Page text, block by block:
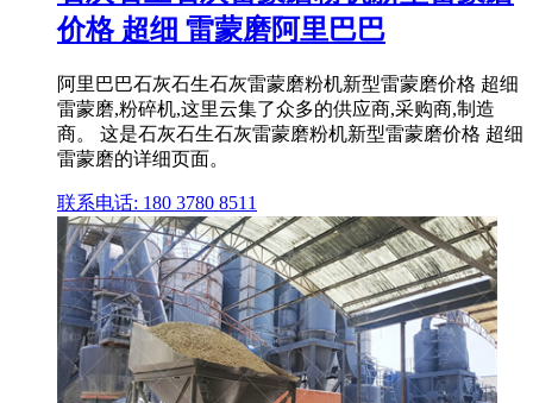
价格 超细 雷蒙磨阿里巴巴
阿里巴巴石灰石生石灰雷蒙磨粉机新型雷蒙磨价格 超细
雷蒙磨,粉碎机,这里云集了众多的供应商,采购商,制造
商。 这是石灰石生石灰雷蒙磨粉机新型雷蒙磨价格 超细
雷蒙磨的详细页面。
联系电话: 180 3780 8511